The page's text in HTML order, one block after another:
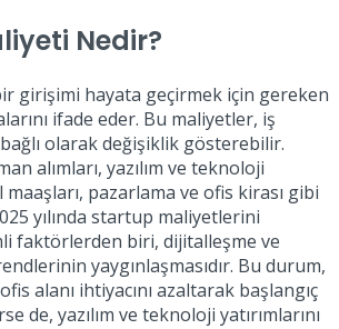
Nedir?
girişimi hayata geçirmek için gereken
ifade eder. Bu maliyetler, iş
olarak değişiklik gösterebilir.
alımları, yazılım ve teknoloji
pazarlama ve ofis kirası gibi
yılında startup maliyetlerini
faktörlerden biri, dijitalleşme ve
yaygınlaşmasıdır. Bu durum,
alanı ihtiyacını azaltarak başlangıç
de, yazılım ve teknoloji yatırımlarını